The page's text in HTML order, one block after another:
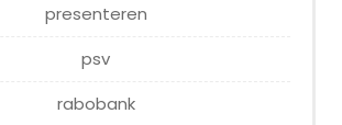
presenteren
psv
rabobank